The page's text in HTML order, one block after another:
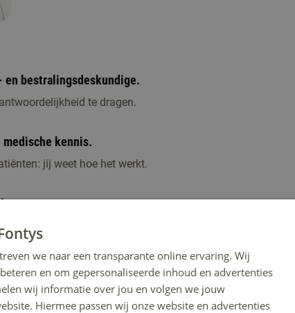
en bestralingsdeskundige.
te dragen.
kennis.
jij weet hoe het werkt.
studeert.
MBRT dus ook. Vanaf het tweede semester
ENGLISH
we naar een transparante online ervaring. Wij
en om gepersonaliseerde inhoud en advertenties
wij informatie over jou en volgen we jouw
Hiermee passen wij onze website en advertenties